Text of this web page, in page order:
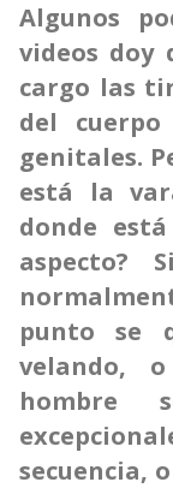
Algunos
videos doy
cargo las
del
genitales.
está la
donde
aspecto?
punto se
velando,
hombre
secuencia,